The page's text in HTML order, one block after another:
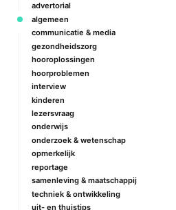
advertorial
algemeen
communicatie & media
gezondheidszorg
hooroplossingen
hoorproblemen
interview
kinderen
lezersvraag
onderwijs
onderzoek & wetenschap
opmerkelijk
reportage
samenleving & maatschappij
techniek & ontwikkeling
uit- en thuistips